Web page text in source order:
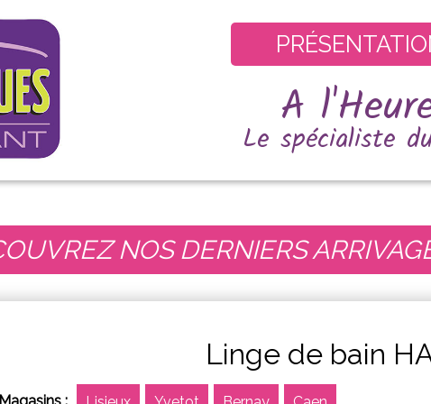
A
Le spécialiste
NOS DERNIERS
Linge de bain